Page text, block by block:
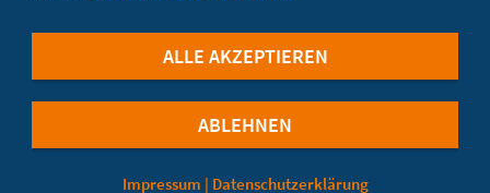
©Marburger Bund
Cookie-Einstellungen Datenschutzerklärung
ABLEHNEN
ALLE AKZEPTIEREN
Impressum | Datenschutzerklärung